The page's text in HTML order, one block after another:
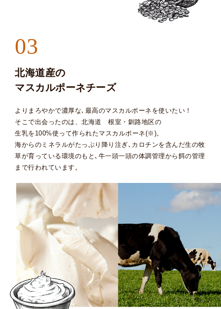
03
北海道産の
マスカルポーネチーズ
よりまろやかで濃厚な､最高のマスカルポーネを使いたい！
そこで出会ったのは、北海道 根室・釧路地区の
生乳を100%使って作られたマスカルポーネ(※)。
海からのミネラルがたっぷり降り注ぎ､ カロチンを含んだ生の牧
草が育っている環境のもと､ 牛一頭一頭の体調管理から 餌の管理
まで行われています。